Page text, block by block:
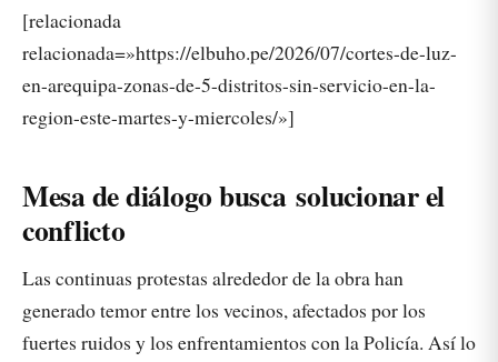
[relacionada
relacionada=»https://elbuho.pe/2026/07/cortes-de-luz-
en-arequipa-zonas-de-5-distritos-sin-servicio-en-la-
region-este-martes-y-miercoles/»]
Mesa de diálogo busca solucionar el
conflicto
Las continuas protestas alrededor de la obra han
generado temor entre los vecinos, afectados por los
fuertes ruidos y los enfrentamientos con la Policía. Así lo